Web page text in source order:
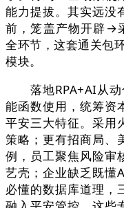
能力提拔。其实远没
前，笼盖产物开辟
全环节，这套通关包
模块。
落地RPA+AI从动
能函数使用，统筹资
平安三大特征。采用
策略；更有招商局、
例，员工聚焦风险审
艺壳；企业缺乏既懂
必懂的数据库道理，